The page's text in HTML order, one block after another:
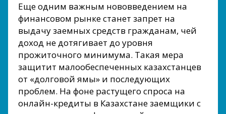
Еще одним важным нововведением на
финансовом рынке станет запрет на
выдачу заемных средств гражданам, чей
доход не дотягивает до уровня
прожиточного минимума. Такая мера
защитит малообеспеченных казахстанцев
от «долговой ямы» и последующих
проблем. На фоне растущего спроса на
онлайн-кредиты в Казахстане заемщики с